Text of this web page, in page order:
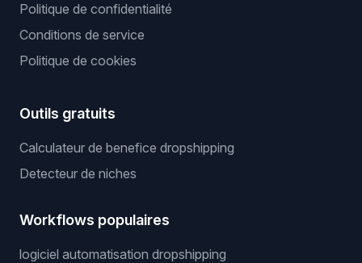
Politique de confidentialité
Conditions de service
Politique de cookies
Outils gratuits
Calculateur de benefice dropshipping
Detecteur de niches
Workflows populaires
logiciel automatisation dropshipping